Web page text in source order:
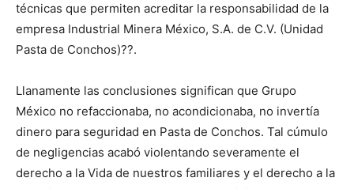
técnicas que permiten acreditar la responsabilidad de la
empresa Industrial Minera México, S.A. de C.V. (Unidad
Pasta de Conchos)??.
Llanamente las conclusiones significan que Grupo
México no refaccionaba, no acondicionaba, no invertía
dinero para seguridad en Pasta de Conchos. Tal cúmulo
de negligencias acabó violentando severamente el
derecho a la Vida de nuestros familiares y el derecho a la